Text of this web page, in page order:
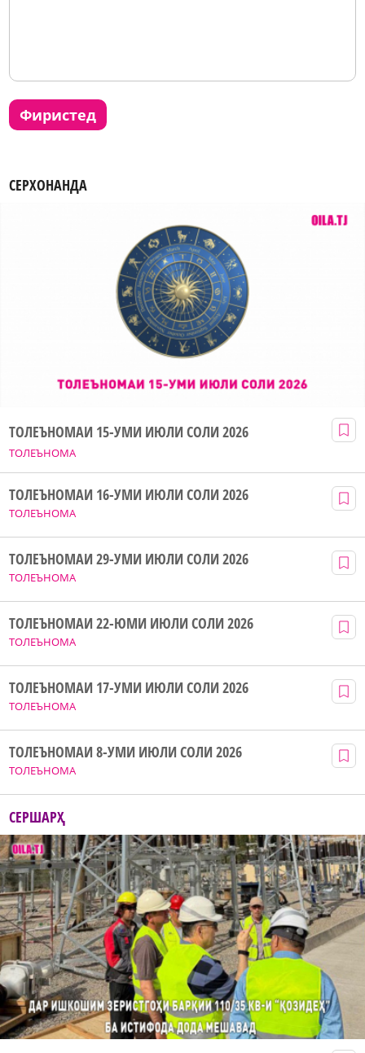
фиристед
СЕРХОНАНДА
ТОЛЕЪНОМА
ТОЛЕЪНОМАИ 15-УМИ ИЮЛИ СОЛИ 2026
ТОЛЕЪНОМА
ТОЛЕЪНОМАИ 16-УМИ ИЮЛИ СОЛИ 2026
ТОЛЕЪНОМА
ТОЛЕЪНОМАИ 29-УМИ ИЮЛИ СОЛИ 2026
ТОЛЕЪНОМА
ТОЛЕЪНОМАИ 22-ЮМИ ИЮЛИ СОЛИ 2026
ТОЛЕЪНОМА
ТОЛЕЪНОМАИ 17-УМИ ИЮЛИ СОЛИ 2026
ТОЛЕЪНОМА
ТОЛЕЪНОМАИ 8-УМИ ИЮЛИ СОЛИ 2026
СЕРШАРҲ